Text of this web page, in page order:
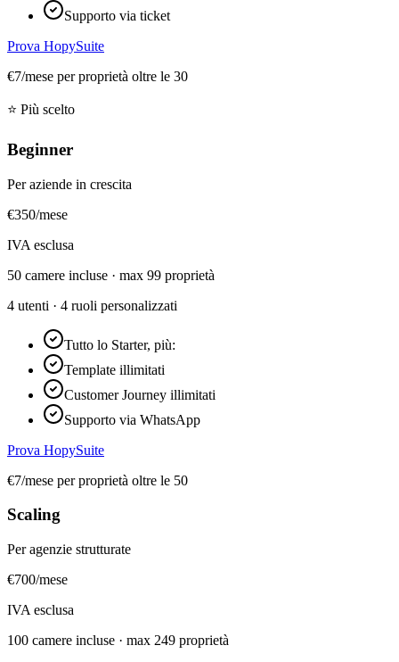
Supporto via ticket
Prova HopySuite
€7/mese per proprietà oltre le 30
⭐ Più scelto
Beginner
Per aziende in crescita
€350/mese
IVA esclusa
50 camere incluse · max 99 proprietà
4 utenti · 4 ruoli personalizzati
Tutto lo Starter, più:
Template illimitati
Customer Journey illimitati
Supporto via WhatsApp
Prova HopySuite
€7/mese per proprietà oltre le 50
Scaling
Per agenzie strutturate
€700/mese
IVA esclusa
100 camere incluse · max 249 proprietà